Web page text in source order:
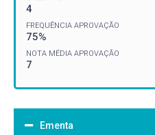
4
FREQUÊNCIA APROVAÇÃO
75%
NOTA MÉDIA APROVAÇÃO
7
Ementa